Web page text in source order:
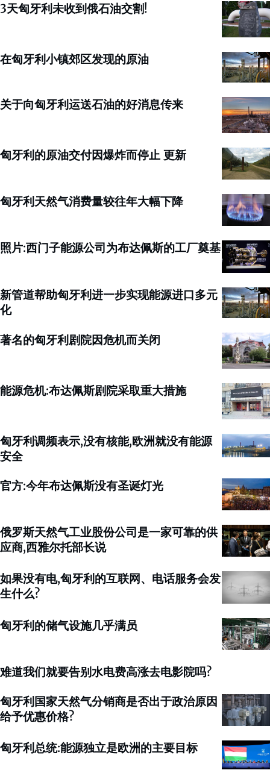
3天匈牙利未收到俄石油交割!
在匈牙利小镇郊区发现的原油
关于向匈牙利运送石油的好消息传来
匈牙利的原油交付因爆炸而停止 更新
匈牙利天然气消费量较往年大幅下降
照片:西门子能源公司为布达佩斯的工厂奠基
新管道帮助匈牙利进一步实现能源进口多元
化
著名的匈牙利剧院因危机而关闭
能源危机:布达佩斯剧院采取重大措施
匈牙利调频表示,没有核能,欧洲就没有能源
安全
官方:今年布达佩斯没有圣诞灯光
俄罗斯天然气工业股份公司是一家可靠的供
应商,西雅尔托部长说
如果没有电,匈牙利的互联网、电话服务会发
生什么?
匈牙利的储气设施几乎满员
难道我们就要告别水电费高涨去电影院吗?
匈牙利国家天然气分销商是否出于政治原因
给予优惠价格?
匈牙利总统:能源独立是欧洲的主要目标